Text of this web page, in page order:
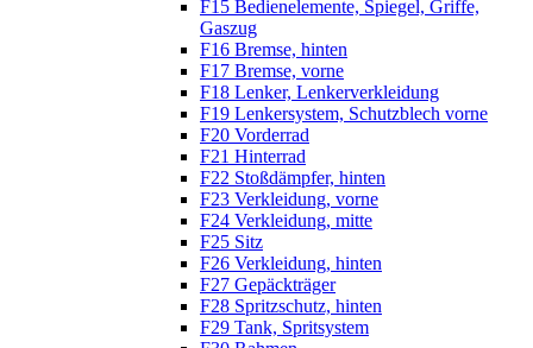
F15 Bedienelemente, Spiegel, Griffe,
Gaszug
F16 Bremse, hinten
F17 Bremse, vorne
F18 Lenker, Lenkerverkleidung
F19 Lenkersystem, Schutzblech vorne
F20 Vorderrad
F21 Hinterrad
F22 Stoßdämpfer, hinten
F23 Verkleidung, vorne
F24 Verkleidung, mitte
F25 Sitz
F26 Verkleidung, hinten
F27 Gepäckträger
F28 Spritzschutz, hinten
F29 Tank, Spritsystem